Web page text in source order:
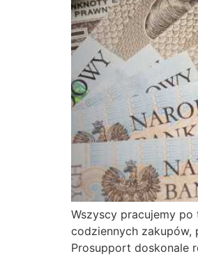
Wszyscy pracujemy
codziennych zakupów,
Prosupport doskonale